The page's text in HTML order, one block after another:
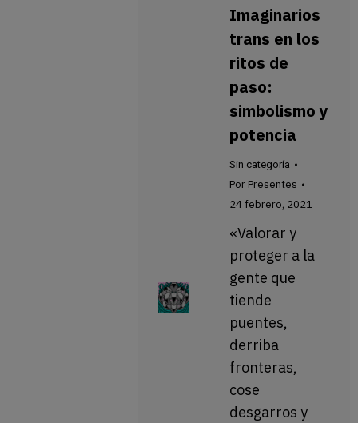
Imaginarios
trans en los
ritos de
paso:
simbolismo y
potencia
Sin categoría
Por Presentes
24 febrero, 2021
«Valorar y
proteger a la
gente que
tiende
puentes,
derriba
fronteras,
cose
desgarros y